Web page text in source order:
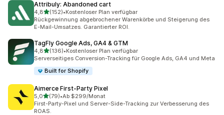
Attribuly: Abandoned cart
4,8von 5 Sternen
(152)
152 Rezensionen insgesamt
•Kostenloser Plan verfügbar
Rückgewinnung abgebrochener Warenkörbe und Steigerung des
E-Mail-Umsatzes. Garantierter ROI.
TagFly Google Ads, GA4 & GTM
4,8von 5 Sternen
(136)
136 Rezensionen insgesamt
•Kostenloser Plan verfügbar
Serverseitiges Conversion-Tracking für Google Ads, GA4 und Meta
Built for Shopify
Aimerce First‑Party Pixel
5,0von 5 Sternen
(79)
79 Rezensionen insgesamt
•Ab $299/Monat
First-Party-Pixel und Server-Side-Tracking zur Verbesserung des
ROAS.